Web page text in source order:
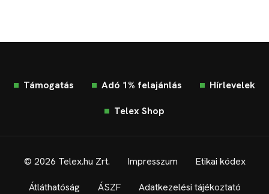
Támogatás Adó 1% felajánlás Hírlevelek
Telex Shop
© 2026 Telex.hu Zrt. Impresszum Etikai kódex
Átláthatóság ÁSZF Adatkezelési tájékoztató